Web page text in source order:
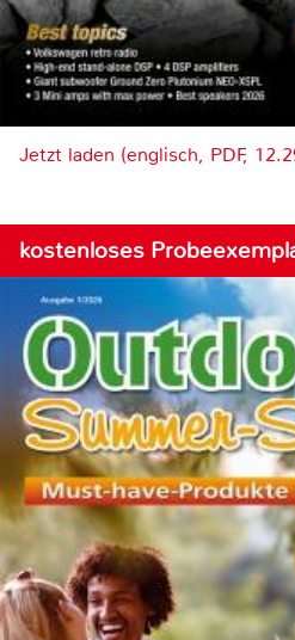
Jetzt laden (englisch, PDF,
kostenloses